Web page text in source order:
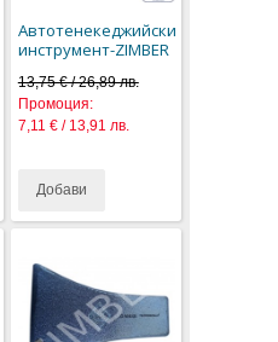
Автотенекеджийски
инструмент-ZIMBER
13,75 € / 26,89 лв.
Промоция:
7,11 € / 13,91 лв.
Добави